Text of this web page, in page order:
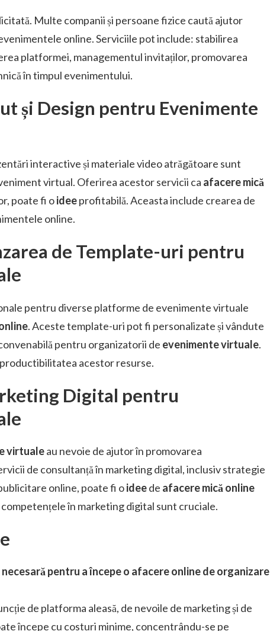
Multe companii și persoane fizice caută ajutor
online. Serviciile pot include: stabilirea
platformei, managementul invitaților, promovarea
în timpul evenimentului.
și Design pentru Evenimente
interactive și materiale video atrăgătoare sunt
virtual. Oferirea acestor servicii ca afacere mică
poate fi oideeprofitabilă. Aceasta include crearea de
online.
de Template-uri pentru
pentru diverse platforme de evenimente virtuale
. Aceste template-uri pot fi personalizate și vândute
pentru organizatorii de evenimente virtuale.
acestor resurse.
Digital pentru
virtualeau nevoie de ajutor în promovarea
de consultanță în marketing digital, inclusiv strategie
online, poate fi oideede afacere mică online
în marketing digital sunt cruciale.
pentru a începe o afacere online de organizare
de platforma aleasă, de nevoile de marketing și de
începe cu costuri minime, concentrându-se pe